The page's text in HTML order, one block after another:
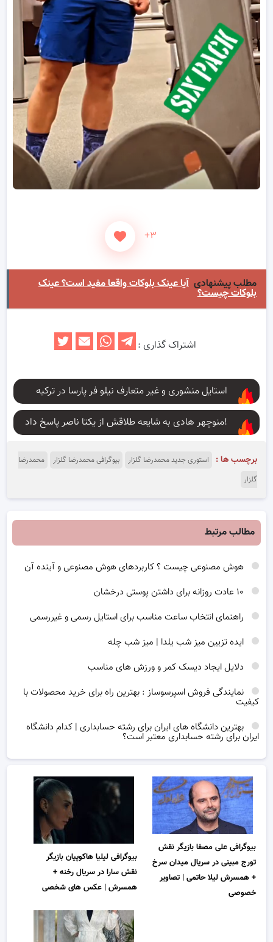
+۳
مطلب پیشنهادی آیا عینک بلوکات واقعا مفید است؟ عینک
بلوکات چیست؟
اشتراک گذاری :
استایل منشوری و غیر متعارف نیلو فر پارسا در ترکیه
منوچهر هادی به شایعه طلاقش از یکتا ناصر پاسخ داد!
برچسب ها : استوری جدید محمدرضا گلزار بیوگرافی محمدرضا گلزار
محمدرضا
گلزار
مطالب مرتبط
هوش مصنوعی چیست ؟ کاربردهای هوش مصنوعی و آینده آن
راهنمای انتخاب ساعت مناسب برای استایل رسمی و غیررسمی
ایده تزیین میز شب یلدا | میز شب چله
دلایل ایجاد دیسک کمر و ورزش های مناسب
نمایندگی فروش اسپرسوساز : بهترین راه برای خرید محصولات با
کیفیت
بهترین دانشگاه های ایران برای رشته حسابداری | کدام دانشگاه
ایران برای رشته حسابداری معتبر است؟
بیوگرافی علی مصفا بازیگر نقش
تورج مبینی در سریال میدان سرخ
+ همسرش لیلا حاتمی | تصاویر
خصوصی
بیوگرافی لیلیا هاکوپیان بازیگر
نقش سارا در سریال رخنه +
همسرش | عکس های شخصی